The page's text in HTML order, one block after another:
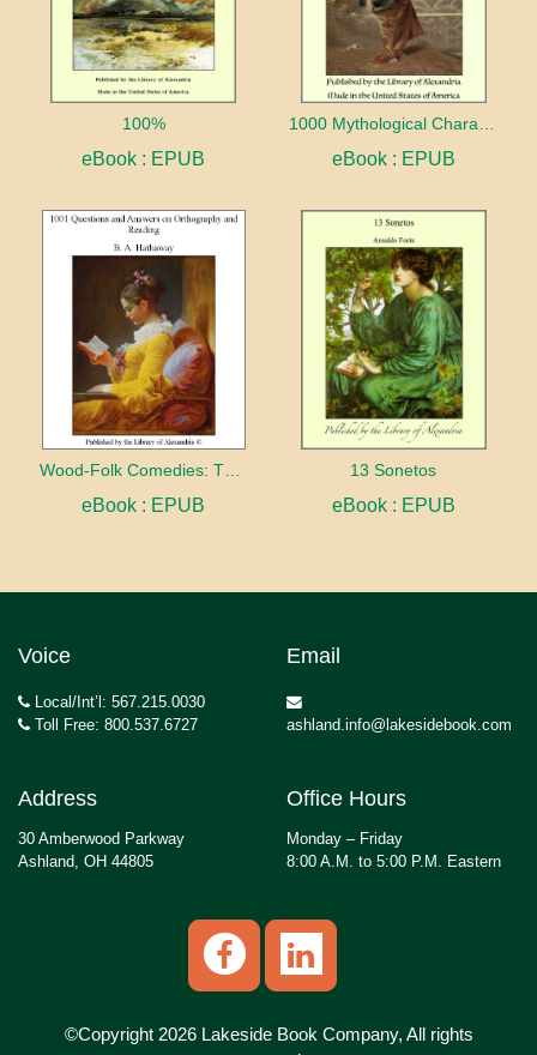
100%
eBook : EPUB eBook : EPUB
Wood-Folk Comedies: The Play of Wild-animal Life on a Natural Stage
eBook : EPUB
13 Sonetos
eBook : EPUB
Voice
Local/Int’l: 567.215.0030
Toll Free: 800.537.6727
Email
ashland.info@lakesidebook.com
Address
30 Amberwood Parkway
Ashland, OH 44805
Office Hours
Monday – Friday
8:00 A.M. to 5:00 P.M. Eastern
©Copyright 2026 Lakeside Book Company, All rights